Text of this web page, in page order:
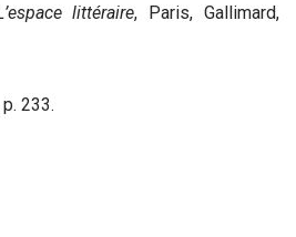
littéraire, Paris, Gallimard,
p. 233.